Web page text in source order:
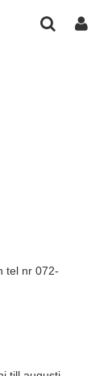
tel nr 072-